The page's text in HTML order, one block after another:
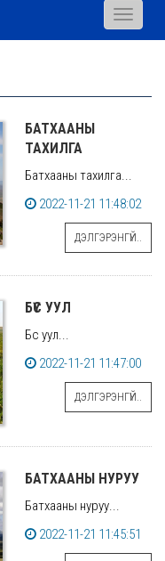
Toggle
БАТХААНЫ
ТАХИЛГА
Батхааны тахилга...
2022-11-21 11:48:02
ДЭЛГЭРЭНГҮЙ..
БҮС УУЛ
Бүс уул...
2022-11-21 11:47:00
ДЭЛГЭРЭНГҮЙ..
БАТХААНЫ НУРУУ
Батхааны нуруу...
2022-11-21 11:45:51